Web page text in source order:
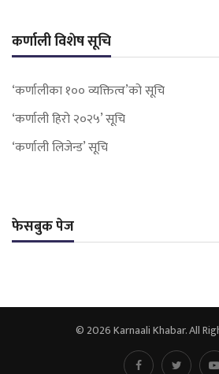
कर्णाली विशेष सूचि
‘कर्णालीका १०० व्यक्तित्व’को सूचि
‘कर्णाली हिरो २०२५’ सूचि
‘कर्णाली लिजेन्ड’ सूचि
फेसबुक पेज
© 2026 Karnaali Khabar. All